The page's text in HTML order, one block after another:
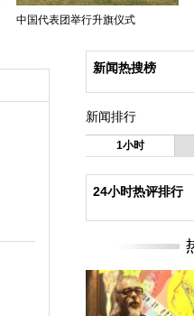
中国代表团举行升旗仪式
新闻热搜榜
新闻排行
1小时
24小时热评排行